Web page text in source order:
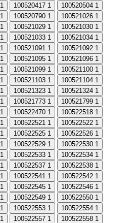
1 100520417 1 100520504 1
1 100520790 1 100521026 1
1 100521029 1 100521030 1
1 100521033 1 100521034 1
1 100521091 1 100521092 1
1 100521095 1 100521096 1
1 100521099 1 100521100 1
1 100521103 1 100521104 1
1 100521323 1 100521324 1
1 100521773 1 100521799 1
1 100522470 1 100522518 1
1 100522521 1 100522522 1
1 100522525 1 100522526 1
1 100522529 1 100522530 1
1 100522533 1 100522534 1
1 100522537 1 100522538 1
1 100522541 1 100522542 1
1 100522545 1 100522546 1
1 100522549 1 100522550 1
1 100522553 1 100522554 1
1 100522557 1 100522558 1